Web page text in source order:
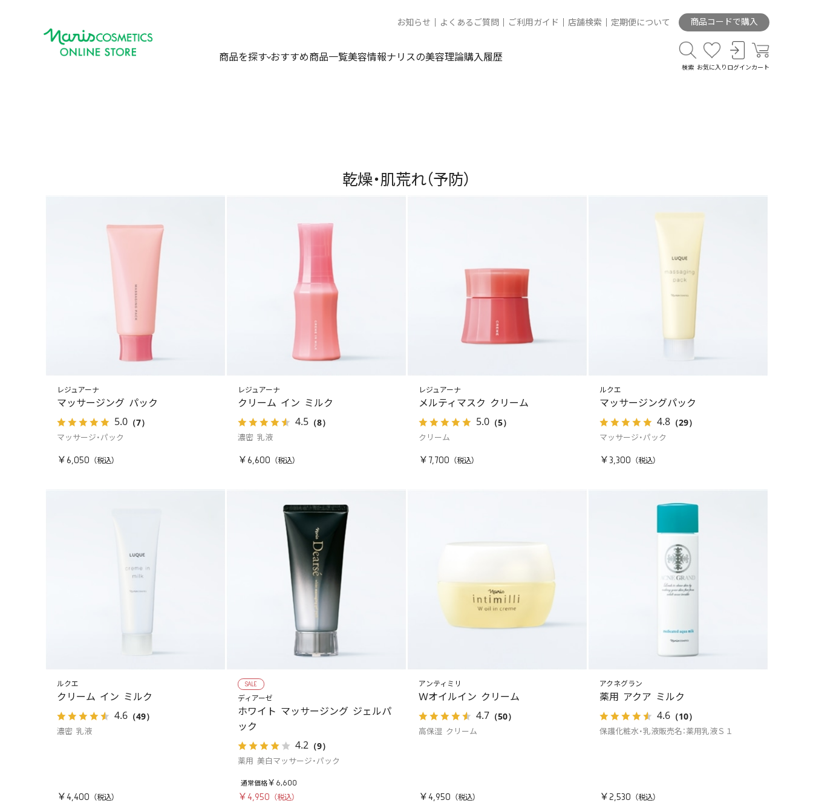
お知らせ よくあるご質問 ご利用ガイド 店舗検索 定期便について 商品コードで購入
商品を探す おすすめ商品一覧美容情報ナリスの美容理論購入履歴
検索 お気に入り ログイン カート
乾燥・肌荒れ（予防）
レジュアーナ
マッサージング パック
5.0（7）
マッサージ・パック
￥6,050
レジュアーナ
クリーム イン ミルク
4.5（8）
濃密 乳液
￥6,600
レジュアーナ
メルティマスク クリーム
5.0（5）
クリーム
￥7,700
ルクエ
マッサージングパック
4.8（29）
マッサージ・パック
￥3,300
ルクエ
クリーム イン ミルク
4.6（49）
濃密 乳液
￥4,400
SALE
ディアーゼ
ホワイト マッサージング ジェルパ
ック
4.2（9）
薬用 美白マッサージ・パック
￥6,600
￥4,950
アンティミリ
Ｗオイルイン クリーム
4.7（50）
高保湿 クリーム
￥4,950
アクネグラン
薬用 アクア ミルク
4.6（10）
保護化粧水・乳液販売名：薬用乳液Ｓ１
￥2,530